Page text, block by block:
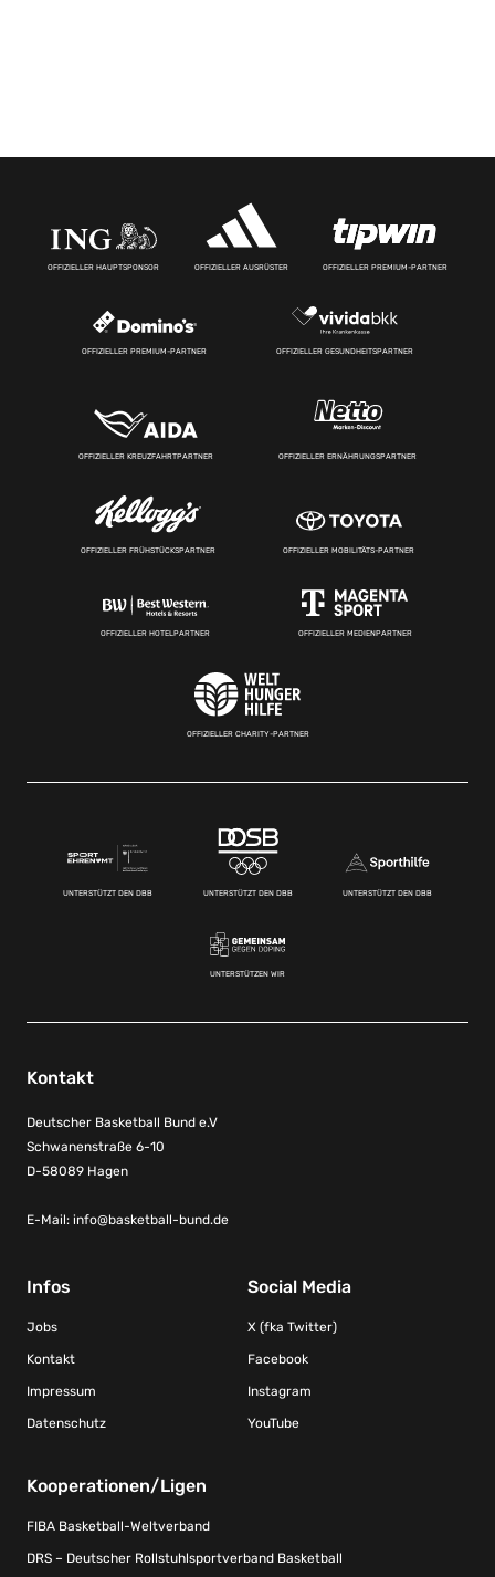
OFFIZIELLER HAUPTSPONSOR OFFIZIELLER AUSRÜSTER OFFIZIELLER PREMIUM-PARTNER
OFFIZIELLER PREMIUM-PARTNER OFFIZIELLER GESUNDHEITSPARTNER
OFFIZIELLER KREUZFAHRTPARTNER OFFIZIELLER ERNÄHRUNGSPARTNER
OFFIZIELLER FRÜHSTÜCKSPARTNER OFFIZIELLER MOBILITÄTS-PARTNER
OFFIZIELLER HOTELPARTNER OFFIZIELLER MEDIENPARTNER
OFFIZIELLER CHARITY-PARTNER
UNTERSTÜTZT DEN DBB UNTERSTÜTZT DEN DBB UNTERSTÜTZT DEN DBB
UNTERSTÜTZEN WIR
Kontakt
Deutscher Basketball Bund e.V
Schwanenstraße 6-10
D-58089 Hagen
E-Mail: info@basketball-bund.de
Infos
Jobs
Kontakt
Impressum
Datenschutz
Social Media
X (fka Twitter)
Facebook
Instagram
YouTube
Kooperationen/Ligen
FIBA Basketball-Weltverband
DRS – Deutscher Rollstuhlsportverband Basketball